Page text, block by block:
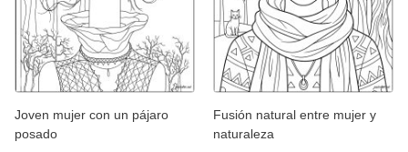
Joven mujer con un pájaro
posado
Fusión natural entre mujer y
naturaleza